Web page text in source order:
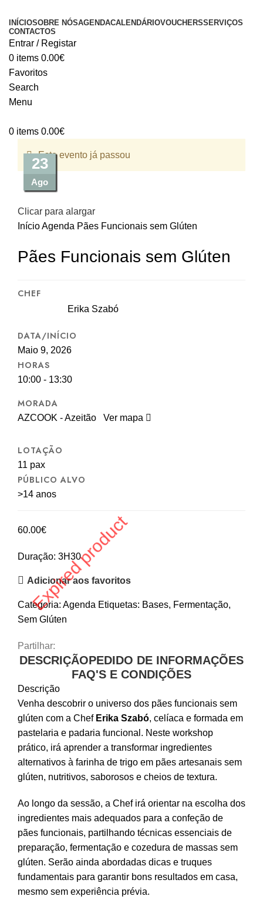
INÍCIOSOBRE NÓSAGENDACALENDÁRIOVOUCHERSSERVIÇOS
CONTACTOS
Entrar / Registar
0 items 0.00€
Favoritos
Search
Menu
0 items 0.00€
Este evento já passou
Clicar para alargar
InícioAgenda Pães Funcionais sem Glúten
Pães Funcionais sem Glúten
CHEF
Erika Szabó
DATA/INÍCIO
Maio 9, 2026
HORAS
10:00 - 13:30
MORADA
AZCOOK - Azeitão Ver mapa
LOTAÇÃO
11 pax
PÚBLICO ALVO
>14 anos
60.00€
Expired product
Duração: 3H30
Adicionar aos favoritos
Categoria: Agenda Etiquetas: Bases, Fermentação,
Sem Glúten
Partilhar:
DESCRIÇÃOPEDIDO DE INFORMAÇÕES
FAQ'S E CONDIÇÕES
Descrição
Venha descobrir o universo dos pães funcionais sem
glúten com a Chef Erika Szabó, celíaca e formada em
pastelaria e padaria funcional. Neste workshop
prático, irá aprender a transformar ingredientes
alternativos à farinha de trigo em pães artesanais sem
glúten, nutritivos, saborosos e cheios de textura.
Ao longo da sessão, a Chef irá orientar na escolha dos
ingredientes mais adequados para a confeção de
pães funcionais, partilhando técnicas essenciais de
preparação, fermentação e cozedura de massas sem
glúten. Serão ainda abordadas dicas e truques
fundamentais para garantir bons resultados em casa,
mesmo sem experiência prévia.
26
Set
28
Ago
19
Set
06
Set
27
Out
17
Set
31
Ago
23
Ago